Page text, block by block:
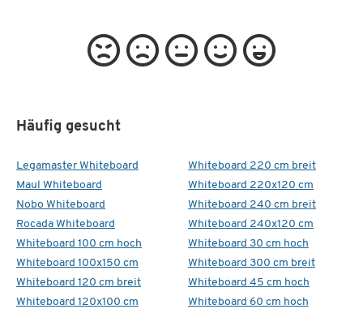
Häufig gesucht
Legamaster Whiteboard
Maul Whiteboard
Nobo Whiteboard
Rocada Whiteboard
Whiteboard 100 cm hoch
Whiteboard 100x150 cm
Whiteboard 120 cm breit
Whiteboard 120x100 cm
Whiteboard 220 cm breit
Whiteboard 220x120 cm
Whiteboard 240 cm breit
Whiteboard 240x120 cm
Whiteboard 30 cm hoch
Whiteboard 300 cm breit
Whiteboard 45 cm hoch
Whiteboard 60 cm hoch